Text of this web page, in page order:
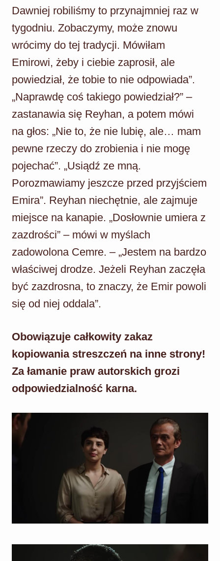
Dawniej robiliśmy to przynajmniej raz w
tygodniu. Zobaczymy, może znowu
wrócimy do tej tradycji. Mówiłam
Emirowi, żeby i ciebie zaprosił, ale
powiedział, że tobie to nie odpowiada”.
„Naprawdę coś takiego powiedział?” –
zastanawia się Reyhan, a potem mówi
na głos: „Nie to, że nie lubię, ale… mam
pewne rzeczy do zrobienia i nie mogę
pojechać”. „Usiądź ze mną.
Porozmawiamy jeszcze przed przyjściem
Emira”. Reyhan niechętnie, ale zajmuje
miejsce na kanapie. „Dosłownie umiera z
zazdrości” – mówi w myślach
zadowolona Cemre. – „Jestem na bardzo
właściwej drodze. Jeżeli Reyhan zaczęła
być zazdrosna, to znaczy, że Emir powoli
się od niej oddala”.
Obowiązuje całkowity zakaz
kopiowania streszczeń na inne strony!
Za łamanie praw autorskich grozi
odpowiedzialność karna.